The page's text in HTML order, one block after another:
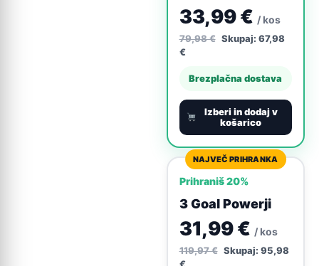
33,99 € / kos
79,98 € Skupaj: 67,98
€
Brezplačna dostava
Izberi in dodaj v
košarico
NAJVEČ PRIHRANKA
Prihraniš 20%
3 Goal Powerji
31,99 € / kos
119,97 € Skupaj: 95,98
€